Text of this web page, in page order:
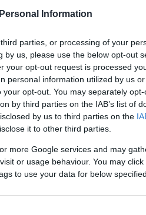
Information
parties, or processing of your
us, please use the below opt-out
your opt-out request is processed
personal information utilized by us
opt-out. You may separately
by third parties on the IAB’s list of
by us to third parties on the
it to other third parties.
more Google services and may
or usage behaviour. You may
to use your data for below
på Gålå på
hvis jeg hadde en god
fungerte. Det gir god
i verdenscupen, og tok
hvert heat etter en
gang jeg kommer i mål, så
den rutinerte 19-åringen.
gøy med distanse også.
stolt av, og jeg gleder